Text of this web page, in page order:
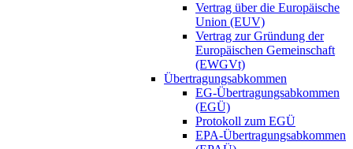
Vertrag über die Europäische
Union (EUV)
Vertrag zur Gründung der
Europäischen Gemeinschaft
(EWGVt)
Übertragungsabkommen
EG-Übertragungsabkommen
(EGÜ)
Protokoll zum EGÜ
EPA-Übertragungsabkommen